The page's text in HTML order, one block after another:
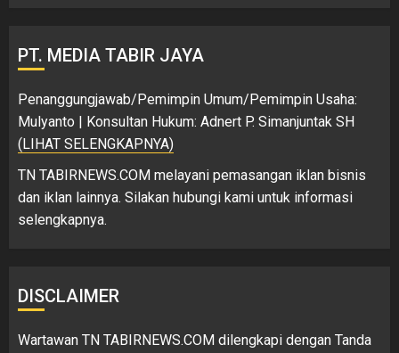
PT. MEDIA TABIR JAYA
Penanggungjawab/Pemimpin Umum/Pemimpin Usaha:
Mulyanto | Konsultan Hukum: Adnert P. Simanjuntak SH
(LIHAT SELENGKAPNYA)
TN TABIRNEWS.COM melayani pemasangan iklan bisnis
dan iklan lainnya. Silakan hubungi kami untuk informasi
selengkapnya.
DISCLAIMER
Wartawan TN TABIRNEWS.COM dilengkapi dengan Tanda